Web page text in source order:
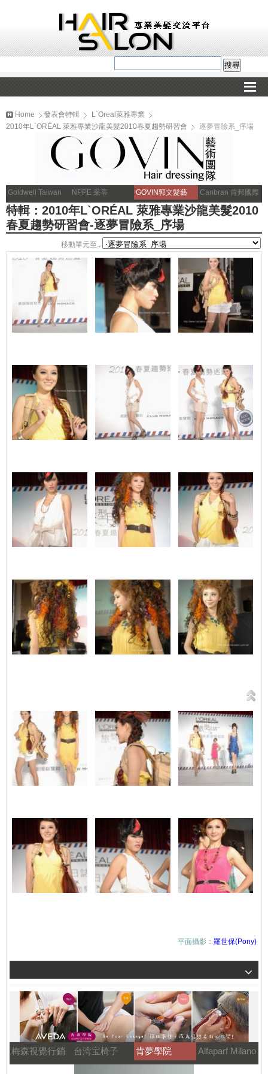
Home 發表會特輯
L`Oreal萊雅專業
2010年L`ORÉAL 萊雅專業沙龍美髮2010春夏趨勢研習會
逐夢冒險系_序場
Goldwell Taiwan NPPE 采蒂 GOVIN郭文髮藝 Canbran 肯邦國際
特輯：2010年L`ORÉAL 萊雅專業沙龍美髮2010
春夏趨勢研習會-逐夢冒險系_序場
移動單元至..
平面攝影： 羅世保(Pony)
梅森視覺行銷 台湾宝椅子 肯夢學院 Alfaparf Milano